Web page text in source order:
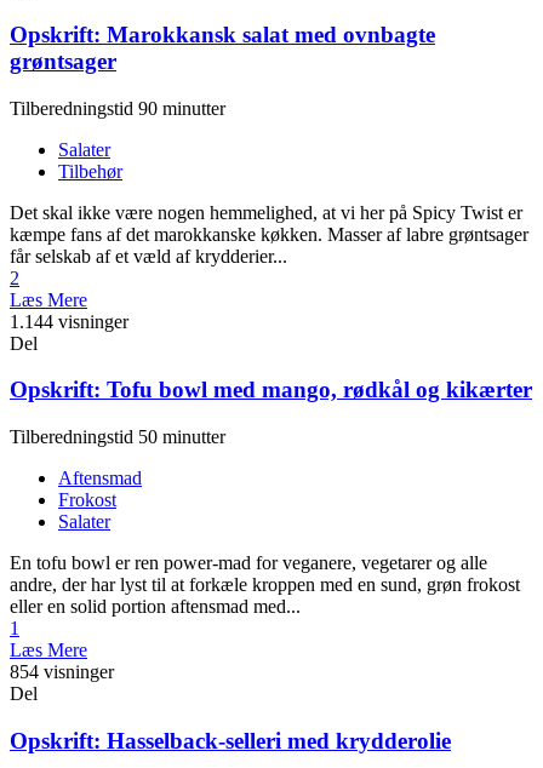
Opskrift: Marokkansk salat med ovnbagte
grøntsager
Tilberedningstid 90 minutter
Salater
Tilbehør
Det skal ikke være nogen hemmelighed, at vi her på Spicy Twist er
kæmpe fans af det marokkanske køkken. Masser af labre grøntsager
får selskab af et væld af krydderier...
2
Læs Mere
1.144 visninger
Del
Opskrift: Tofu bowl med mango, rødkål og kikærter
Tilberedningstid 50 minutter
Aftensmad
Frokost
Salater
En tofu bowl er ren power-mad for veganere, vegetarer og alle
andre, der har lyst til at forkæle kroppen med en sund, grøn frokost
eller en solid portion aftensmad med...
1
Læs Mere
854 visninger
Del
Opskrift: Hasselback-selleri med krydderolie